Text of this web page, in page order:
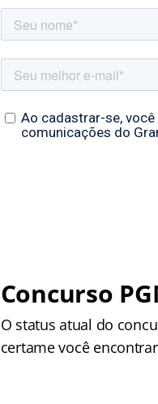
Concurso
O status atual do
certame você